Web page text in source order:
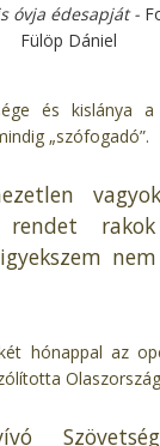
óvja édesapját -
Fülöp Dániel
és kislánya
„szófogadó”.
rendet
hónappal az